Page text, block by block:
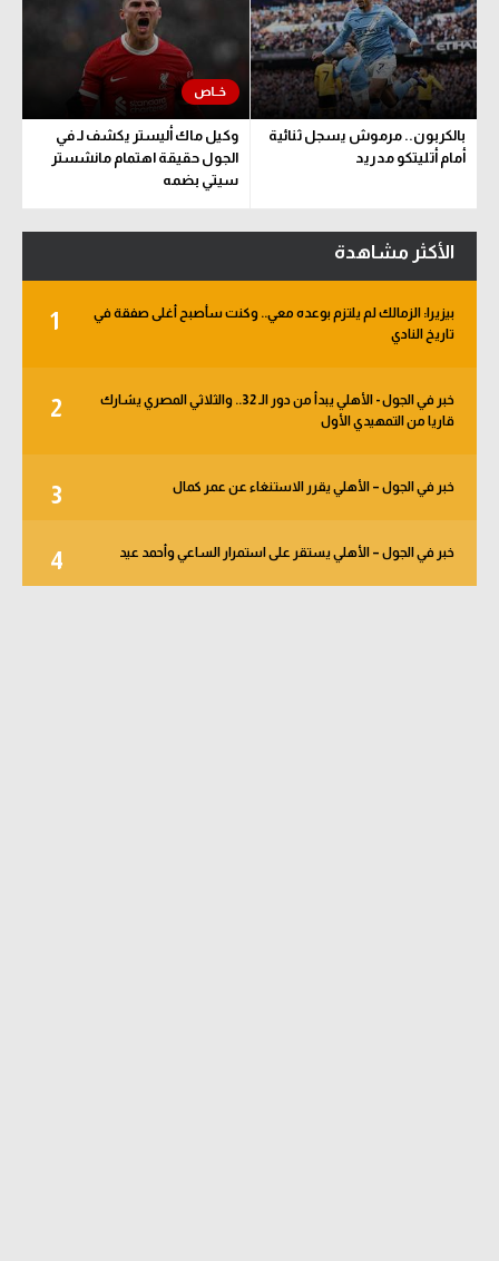
بالكربون.. مرموش يسجل ثنائية
أمام أتليتكو مدريد
وكيل ماك أليستر يكشف لـ في
الجول حقيقة اهتمام مانشستر
سيتي بضمه
الأكثر مشاهدة
1
بيزيرا: الزمالك لم يلتزم بوعده معي.. وكنت سأصبح أغلى صفقة في
تاريخ النادي
2
خبر في الجول - الأهلي يبدأ من دور الـ 32.. والثلاثي المصري يشارك
قاريا من التمهيدي الأول
3 خبر في الجول – الأهلي يقرر الاستنغاء عن عمر كمال
4 خبر في الجول – الأهلي يستقر على استمرار الساعي وأحمد عيد